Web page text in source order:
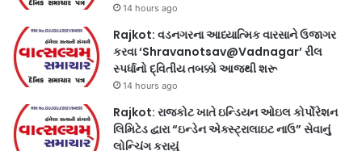
14 hours ago
Rajkot: વડનગરના આધ્યાત્મિક વારસાને ઉજાગર
કરવા ‘Shravanotsav@Vadnagar’ રીલ
સ્પર્ધાનો દ્વિતીય તબક્કો આજથી શરૂ
14 hours ago
Rajkot: રાજકોટ ખાતે ઇન્ડિયન ઓઇલ કોર્પોરેશન
લિમિટેડ દ્વારા “ઇન્ડેન એક્સ્ટ્રાલાઇટ નાઉ” સેવાનું
લોન્ચિંગ કરાયું